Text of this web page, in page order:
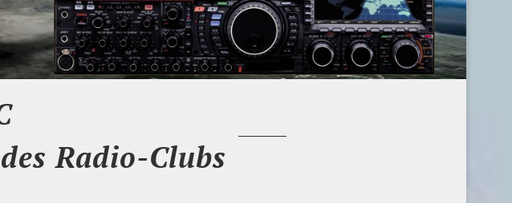
Radio-Clubs